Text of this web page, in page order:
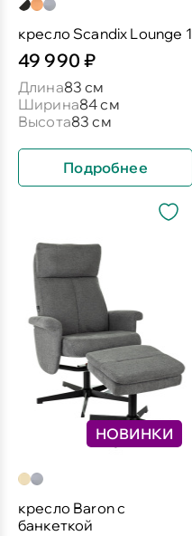
кресло Scandix Lounge 1
49 990 ₽
Длина83 см
Ширина84 см
Высота83 см
Подробнее
НОВИНКИ
кресло Baron c
банкеткой